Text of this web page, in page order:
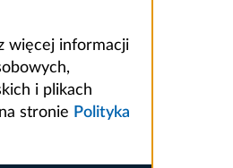
więcej informacji
i plikach
stronie Polityka